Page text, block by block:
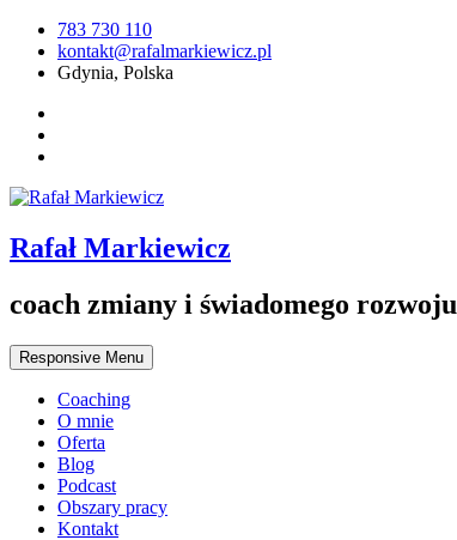
783 730 110
kontakt@rafalmarkiewicz.pl
Gdynia, Polska
Rafał Markiewicz
coach zmiany i świadomego rozwoju
Responsive Menu
Coaching
O mnie
Oferta
Blog
Podcast
Obszary pracy
Kontakt